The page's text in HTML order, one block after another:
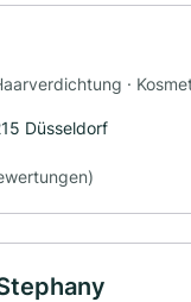
·
Düsseldorf